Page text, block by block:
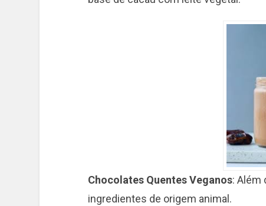
Chocolates Quentes Veganos: Além
ingredientes de origem animal.